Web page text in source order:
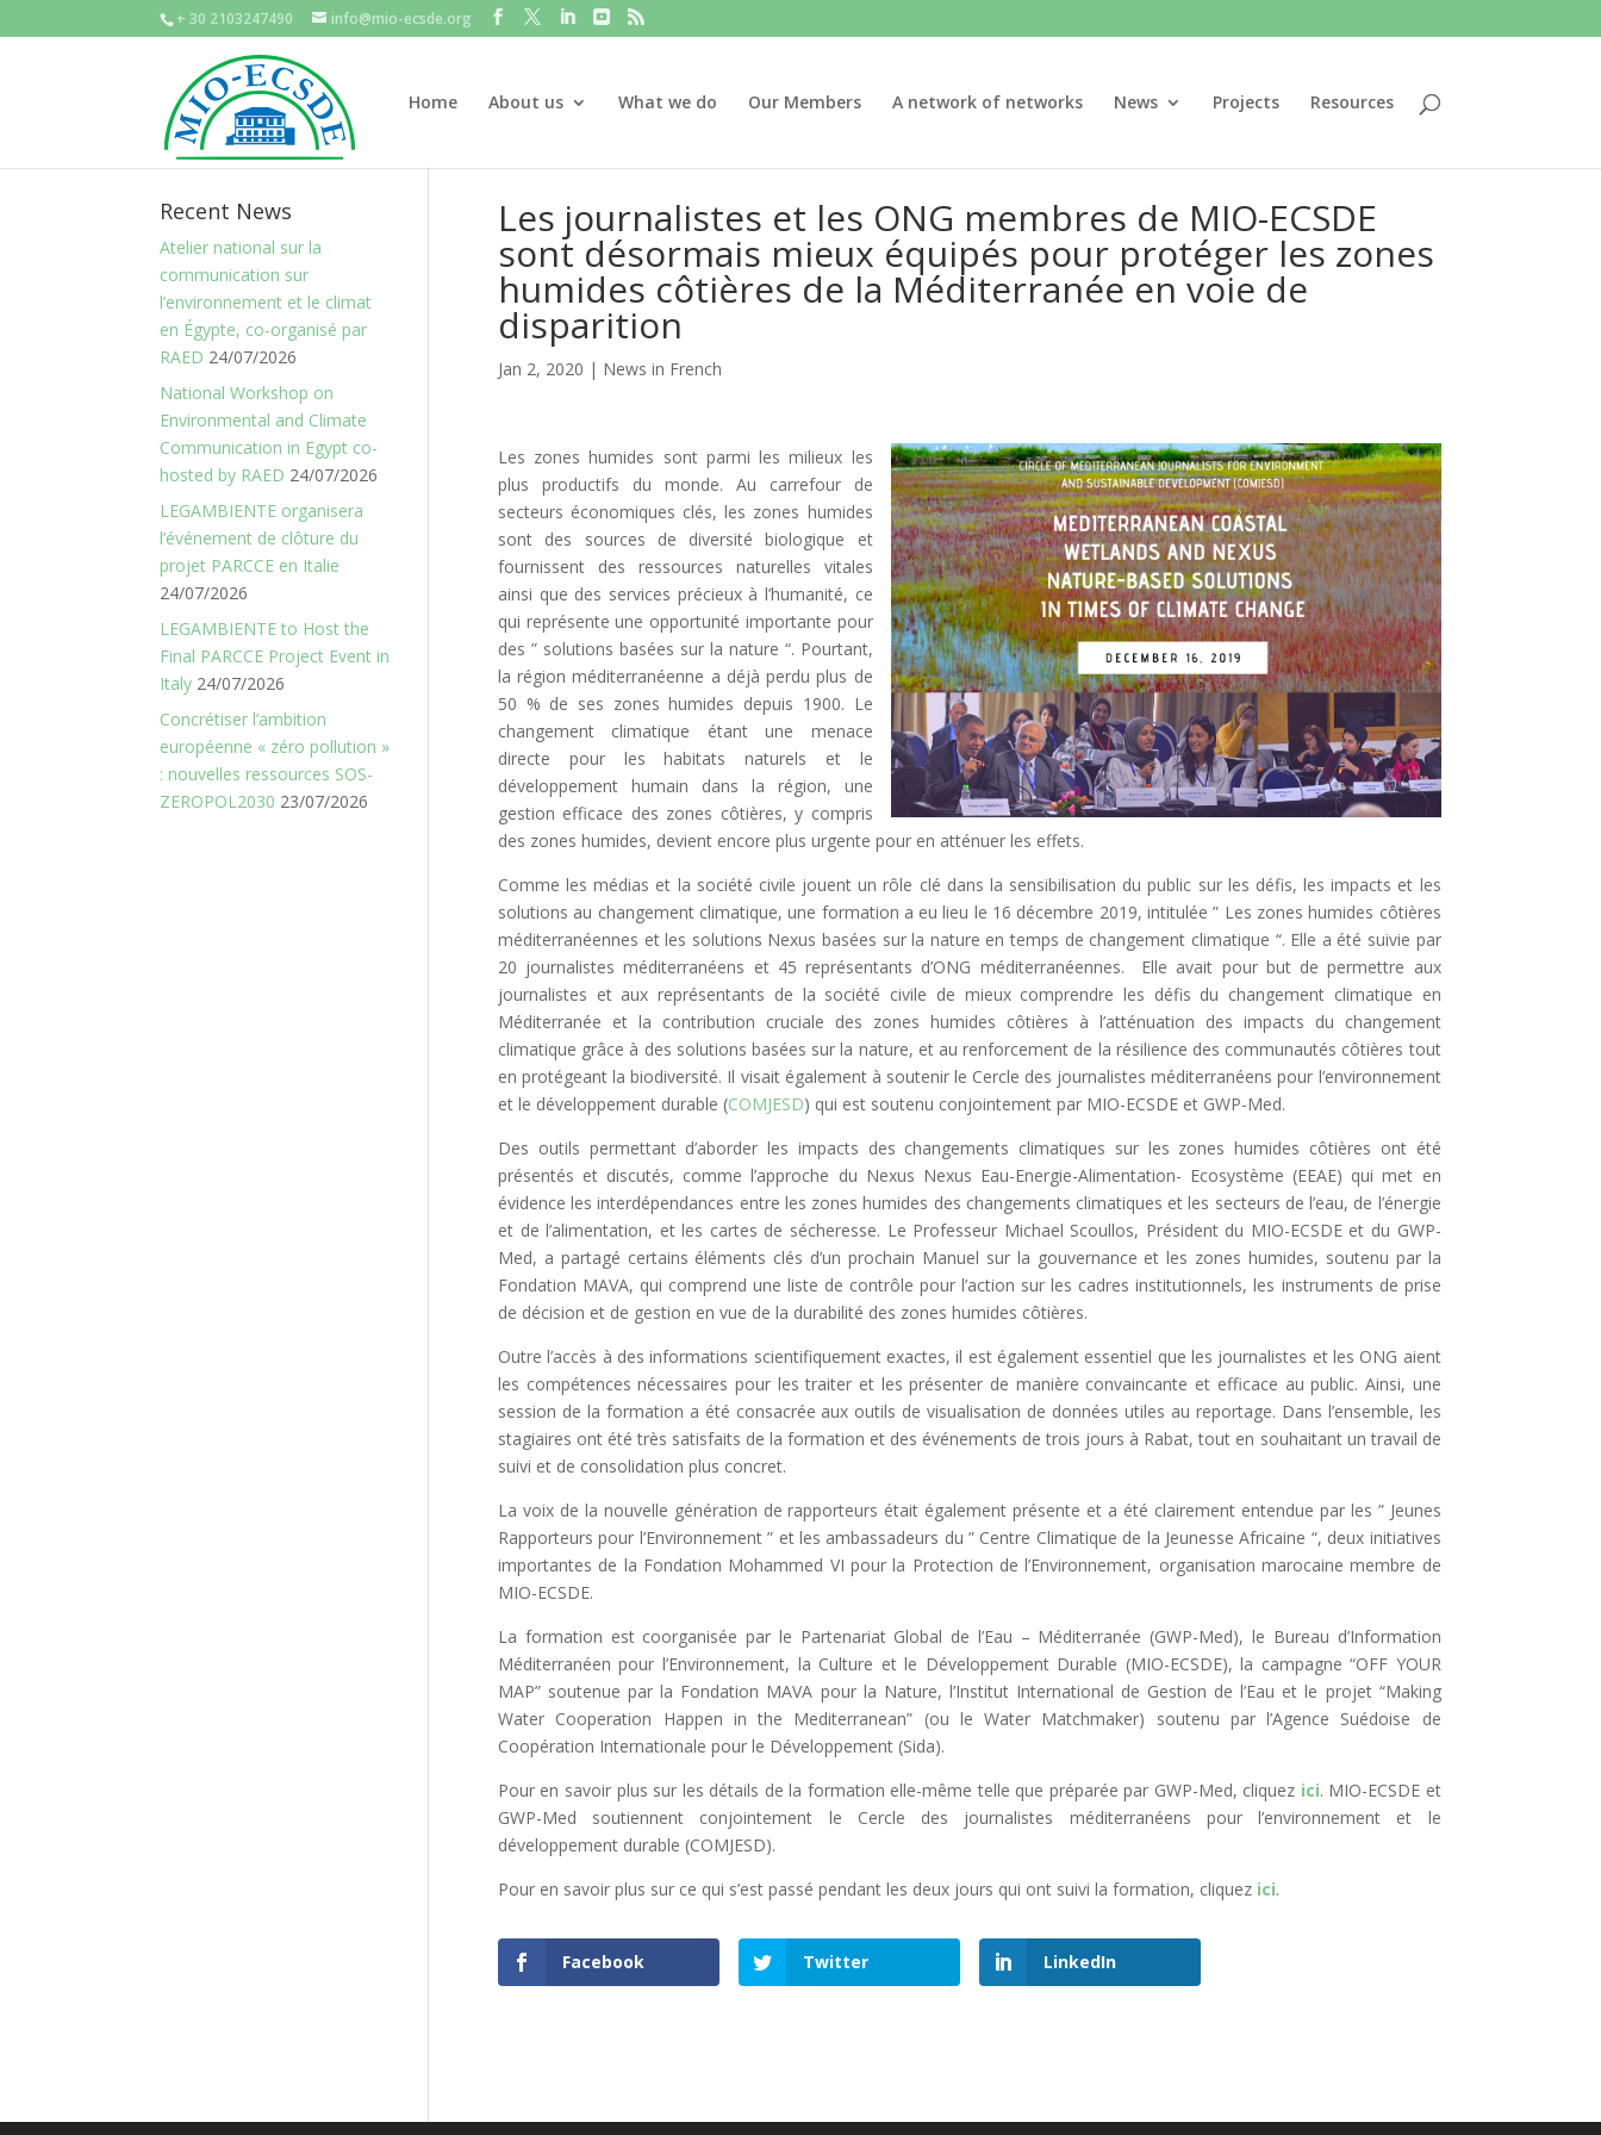
+ 30 2103247490 info@mio-ecsde.org
Home About us What we do Our Members A network of networks News Projects Resources
Les journalistes et les ONG membres de MIO-ECSDE
sont désormais mieux équipés pour protéger les zones
humides côtières de la Méditerranée en voie de
disparition
Jan 2, 2020 | News in French
Les zones humides sont parmi les milieux les
plus productifs du monde. Au carrefour de
secteurs économiques clés, les zones humides
sont des sources de diversité biologique et
fournissent des ressources naturelles vitales
ainsi que des services précieux à l’humanité, ce
qui représente une opportunité importante pour
des ” solutions basées sur la nature “. Pourtant,
la région méditerranéenne a déjà perdu plus de
50 % de ses zones humides depuis 1900. Le
changement climatique étant une menace
directe pour les habitats naturels et le
développement humain dans la région, une
gestion efficace des zones côtières, y compris
des zones humides, devient encore plus urgente pour en atténuer les effets.
Comme les médias et la société civile jouent un rôle clé dans la sensibilisation du public sur les défis, les impacts et les
solutions au changement climatique, une formation a eu lieu le 16 décembre 2019, intitulée ” Les zones humides côtières
méditerranéennes et les solutions Nexus basées sur la nature en temps de changement climatique “. Elle a été suivie par
20 journalistes méditerranéens et 45 représentants d’ONG méditerranéennes. Elle avait pour but de permettre aux
journalistes et aux représentants de la société civile de mieux comprendre les défis du changement climatique en
Méditerranée et la contribution cruciale des zones humides côtières à l’atténuation des impacts du changement
climatique grâce à des solutions basées sur la nature, et au renforcement de la résilience des communautés côtières tout
en protégeant la biodiversité. Il visait également à soutenir le Cercle des journalistes méditerranéens pour l’environnement
et le développement durable (COMJESD) qui est soutenu conjointement par MIO-ECSDE et GWP-Med.
Des outils permettant d’aborder les impacts des changements climatiques sur les zones humides côtières ont été
présentés et discutés, comme l’approche du Nexus Nexus Eau-Energie-Alimentation- Ecosystème (EEAE) qui met en
évidence les interdépendances entre les zones humides des changements climatiques et les secteurs de l’eau, de l’énergie
et de l’alimentation, et les cartes de sécheresse. Le Professeur Michael Scoullos, Président du MIO-ECSDE et du GWP-
Med, a partagé certains éléments clés d’un prochain Manuel sur la gouvernance et les zones humides, soutenu par la
Fondation MAVA, qui comprend une liste de contrôle pour l’action sur les cadres institutionnels, les instruments de prise
de décision et de gestion en vue de la durabilité des zones humides côtières.
Outre l’accès à des informations scientifiquement exactes, il est également essentiel que les journalistes et les ONG aient
les compétences nécessaires pour les traiter et les présenter de manière convaincante et efficace au public. Ainsi, une
session de la formation a été consacrée aux outils de visualisation de données utiles au reportage. Dans l’ensemble, les
stagiaires ont été très satisfaits de la formation et des événements de trois jours à Rabat, tout en souhaitant un travail de
suivi et de consolidation plus concret.
La voix de la nouvelle génération de rapporteurs était également présente et a été clairement entendue par les ” Jeunes
Rapporteurs pour l’Environnement ” et les ambassadeurs du ” Centre Climatique de la Jeunesse Africaine “, deux initiatives
importantes de la Fondation Mohammed VI pour la Protection de l’Environnement, organisation marocaine membre de
MIO-ECSDE.
La formation est coorganisée par le Partenariat Global de l’Eau – Méditerranée (GWP-Med), le Bureau d’Information
Méditerranéen pour l’Environnement, la Culture et le Développement Durable (MIO-ECSDE), la campagne “OFF YOUR
MAP” soutenue par la Fondation MAVA pour la Nature, l’Institut International de Gestion de l’Eau et le projet “Making
Water Cooperation Happen in the Mediterranean” (ou le Water Matchmaker) soutenu par l’Agence Suédoise de
Coopération Internationale pour le Développement (Sida).
Pour en savoir plus sur les détails de la formation elle-même telle que préparée par GWP-Med, cliquez ici. MIO-ECSDE et
GWP-Med soutiennent conjointement le Cercle des journalistes méditerranéens pour l’environnement et le
développement durable (COMJESD).
Pour en savoir plus sur ce qui s’est passé pendant les deux jours qui ont suivi la formation, cliquez ici.
Facebook Twitter LinkedIn
Recent News
Atelier national sur la
communication sur
l’environnement et le climat
en Égypte, co-organisé par
RAED 24/07/2026
National Workshop on
Environmental and Climate
Communication in Egypt co-
hosted by RAED 24/07/2026
LEGAMBIENTE organisera
l’événement de clôture du
projet PARCCE en Italie
24/07/2026
LEGAMBIENTE to Host the
Final PARCCE Project Event in
Italy 24/07/2026
Concrétiser l’ambition
européenne « zéro pollution »
: nouvelles ressources SOS-
ZEROPOL2030 23/07/2026